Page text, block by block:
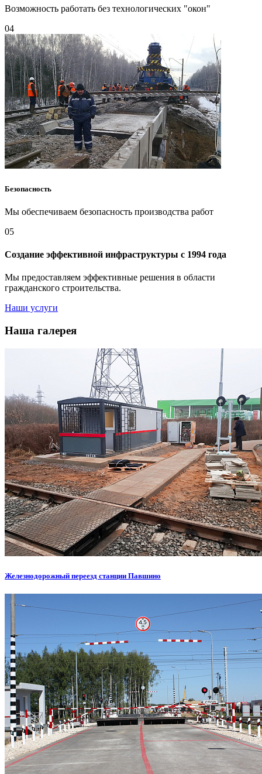
Возможность работать без технологических "окон"
04
Безопасность
Мы обеспечиваем безопасность производства работ
05
Создание эффективной инфраструктуры с 1994 года
Мы предоставляем эффективные решения в области
гражданского строительства.
Наши услуги
Наша галерея
Железнодорожный переезд станции Павшино